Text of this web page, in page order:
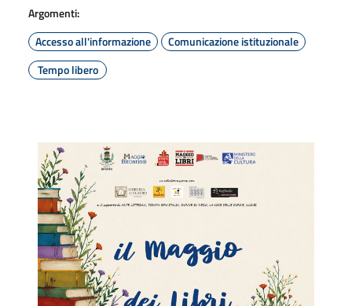
Argomenti:
Accesso all'informazione
Comunicazione istituzionale
Tempo libero